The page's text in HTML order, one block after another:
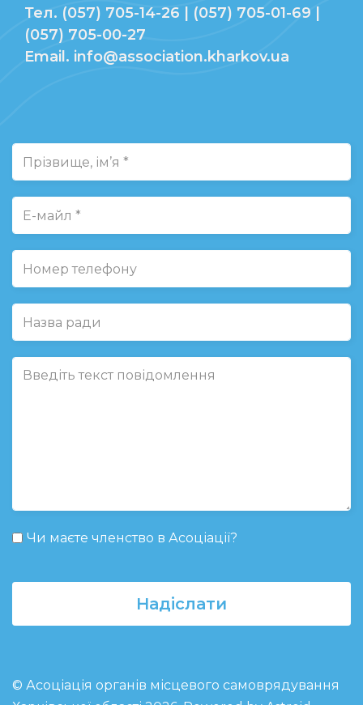
Тел. (057) 705-14-26 | (057) 705-01-69 |
(057) 705-00-27
Email. info@association.kharkov.ua
Чи маєте членство в Асоціації?
Надіслати
© Асоціація органів місцевого самоврядування